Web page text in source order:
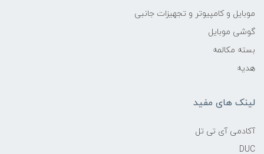
موبایل و کامپیوتر و تجهیزات جانبی
گوشی موبایل
بسته مکالمه
هدیه
لینک های مفید
آکادمی آی تی تل
DUC